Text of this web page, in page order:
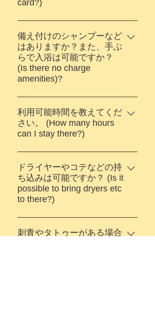
notify you in advance by SNS
card?)
当店はクレジットカード対応
しておりません。現金にてお
願いいたします。 (Credit card
cannot be used. Please pay in
cash.)
備え付けのシャンプーなど
はありますか？また、手ぶ
らで入浴は可能ですか？
(Is there no charge
amenities)?
当店には一切備え付けのシャ
ンプーなどはございません
が、有料で備品を販売してお
りますので、手ぶらでご来店
amenities at the front desk
because there isn't no charge
amenities in bathing area. )
利用可能時間を教えてくだ
さい。 (How many hours
can I stay there?)
入浴のみのご利用は２時間以
内、サウナもご利用される方
は３時間以内となります。
(Customers who use only
bathing take within 2 hours
ドライヤーやコテなどの持
ち込みは可能ですか？ (Is it
possible to bring dryers etc
to there?)
申し訳ありませんが、ドライ
ヤーなどの持ち込みは禁止で
刺青やタトゥーがある場合